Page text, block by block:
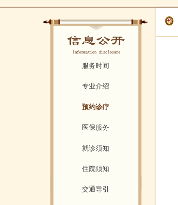
服务时间
专业介绍
预约诊疗
医保服务
就诊须知
住院须知
交通导引